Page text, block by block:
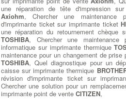
une réparation de tête d'impression
Axiohm, Chercher une maintenance
d'imprimante ticket sur imprimante ticket
une réparation du retournement chèque
TOSHIBA, Chercher une maintenance
informatique sur imprimante thermique
maintenance pour un changement de prise
TOSHIBA, Quel diagnostique pour un
caisse sur imprimante thermique
révision d'imprimante ticket sur
Chercher une solution pour un
imprimante point de vente CITIZEN,